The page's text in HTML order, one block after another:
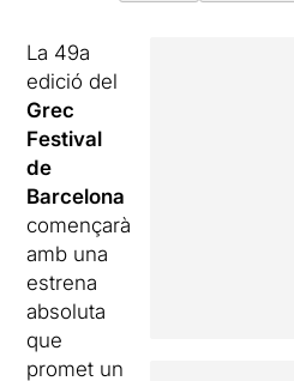
La 49a
edició del
Grec
Festival
de
Barcelona
començarà
amb una
estrena
absoluta
que
promet un